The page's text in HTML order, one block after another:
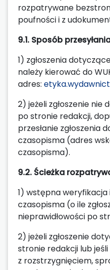
rozpatrywane
poufności i z
9.1. Sposób
1) zgłoszenia
należy kierować do
adres:
2) jeżeli zgłoszenie nie
po stronie redakcji,
przesłanie zgłoszenia
czasopisma (adres
czasopisma).
9.2. Ścieżka
1) wstępna
czasopisma (o ile
nieprawidłowości po
2) jeżeli zgłoszenie
stronie redakcji lub
z rozstrzygnięciem,